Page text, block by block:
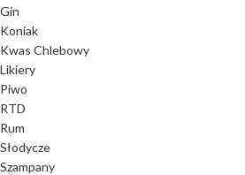
Gin
Koniak
Kwas Chlebowy
Likiery
Piwo
RTD
Rum
Słodycze
Szampany